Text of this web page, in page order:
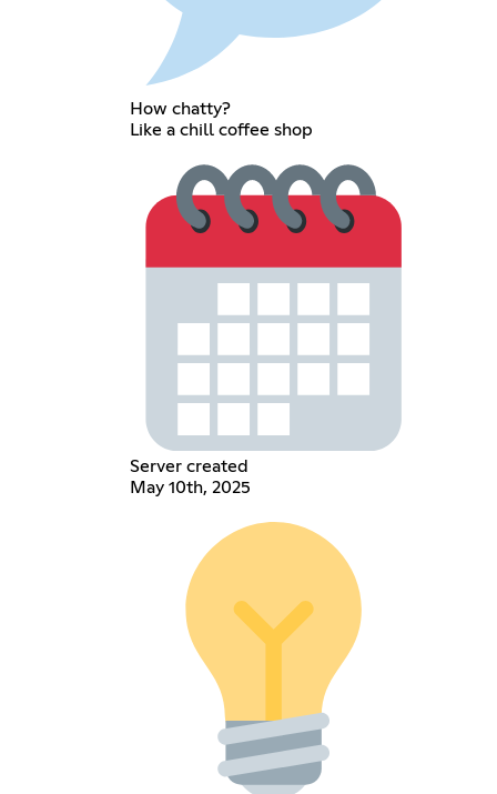
How chatty?
Like a chill coffee shop
Server created
May 10th, 2025